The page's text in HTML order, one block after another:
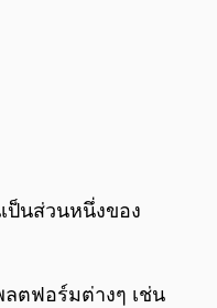
0:00/
ป็นส่วนหนึ่งของ
ลตฟอร์มต่างๆ เช่น